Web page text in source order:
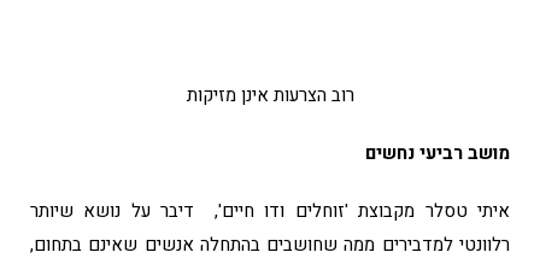
רוב הצרעות אינן מזיקות
מושב רביעי נחשים
איתי טסלר מקבוצת 'זוחלים ודו חיים', דיבר על נושא שיותר
רלוונטי למדבירים ממה שחושבים בהתחלה אנשים שאינם בתחום,